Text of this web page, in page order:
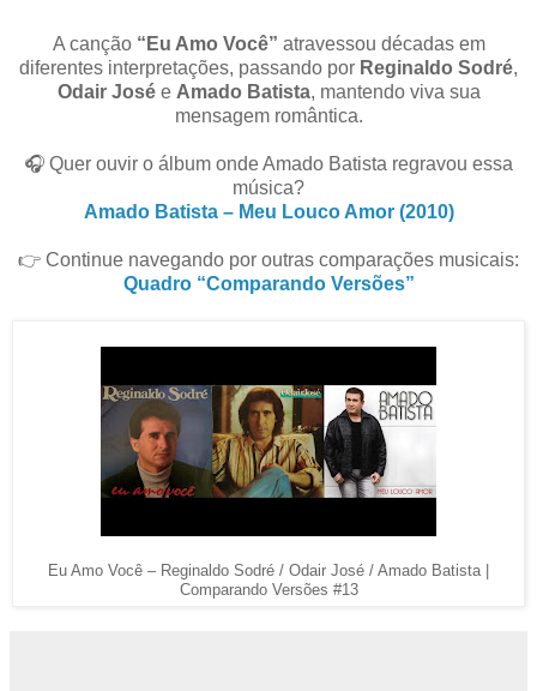
A canção “Eu Amo Você” atravessou décadas em
diferentes interpretações, passando por Reginaldo Sodré,
Odair Josée Amado Batista, mantendo viva sua
mensagem romântica.
🎧 Quer ouvir o álbum onde Amado Batista regravou essa
música?
Amado Batista – Meu Louco Amor (2010)
👉 Continue navegando por outras comparações musicais:
Quadro “Comparando Versões”
Eu Amo Você – Reginaldo Sodré / Odair José / Amado Batista |
Comparando Versões #13